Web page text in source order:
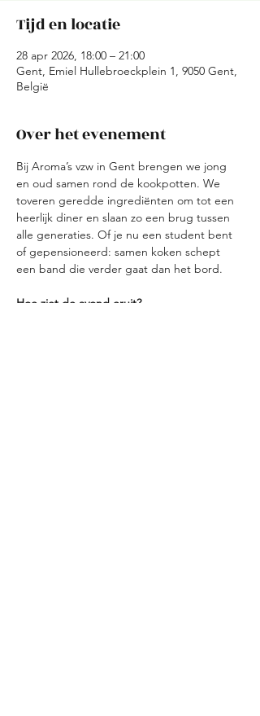
Tijd en locatie
28 apr 2026, 18:00 – 21:00
Gent, Emiel Hullebroeckplein 1, 9050 Gent,
België
Over het evenement
Bij Aroma’s vzw in Gent brengen we jong
en oud samen rond de kookpotten. We
toveren geredde ingrediënten om tot een
heerlijk diner en slaan zo een brug tussen
alle generaties. Of je nu een student bent
of gepensioneerd: samen koken schept
een band die verder gaat dan het bord.
Hoe ziet de avond eruit?